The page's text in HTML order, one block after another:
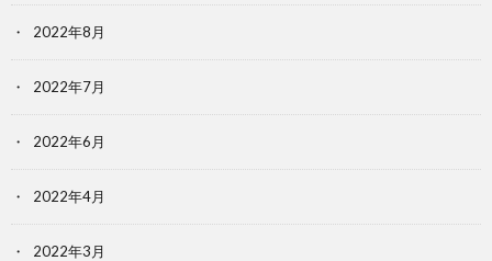
2022年8月
2022年7月
2022年6月
2022年4月
2022年3月